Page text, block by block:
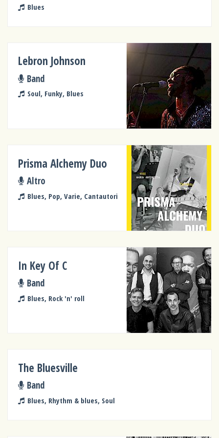
Blues
Lebron Johnson
Band
Soul, Funky, Blues
Prisma Alchemy Duo
Altro
Blues, Pop, Varie, Cantautori
In Key Of C
Band
Blues, Rock 'n' roll
The Bluesville
Band
Blues, Rhythm & blues, Soul